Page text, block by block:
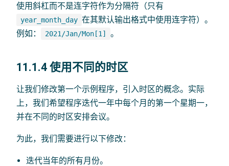
使用斜杠而不是连字符作为分隔符（只有
year_month_day 在其默认输出格式中使用连字符）。
例如：
2021/Jan/Mon[1] 。
11.1.4 使用不同的时区
让我们修改第一个示例程序，引入时区的概念。实际
上，我们希望程序迭代一年中每个月的第一个星期一，
并在不同的时区安排会议。
为此，我们需要进行以下修改：
迭代当年的所有月份。